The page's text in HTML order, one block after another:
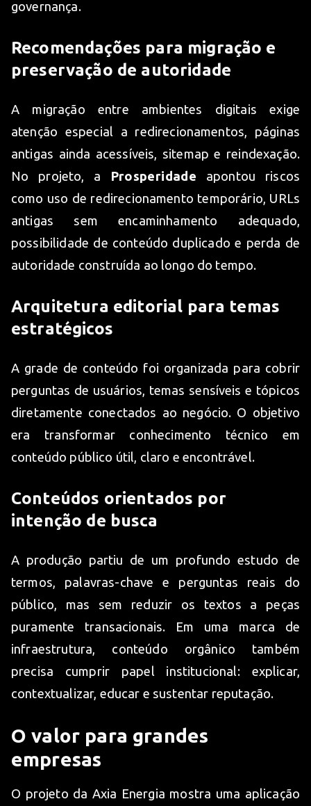
governança.
Recomendações para migração e
preservação de autoridade
A migração entre ambientes digitais exige
atenção especial a redirecionamentos, páginas
antigas ainda acessíveis, sitemap e reindexação.
No projeto, a Prosperidade apontou riscos
como uso de redirecionamento temporário, URLs
antigas sem encaminhamento adequado,
possibilidade de conteúdo duplicado e perda de
autoridade construída ao longo do tempo.
Arquitetura editorial para temas
estratégicos
A grade de conteúdo foi organizada para cobrir
perguntas de usuários, temas sensíveis e tópicos
diretamente conectados ao negócio. O objetivo
era transformar conhecimento técnico em
conteúdo público útil, claro e encontrável.
Conteúdos orientados por
intenção de busca
A produção partiu de um profundo estudo de
termos, palavras-chave e perguntas reais do
público, mas sem reduzir os textos a peças
puramente transacionais. Em uma marca de
infraestrutura, conteúdo orgânico também
precisa cumprir papel institucional: explicar,
contextualizar, educar e sustentar reputação.
O valor para grandes
empresas
O projeto da Axia Energia mostra uma aplicação